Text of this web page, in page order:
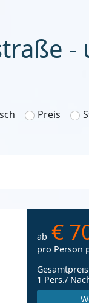
Preis
ab €
pro Person
1 Pers./